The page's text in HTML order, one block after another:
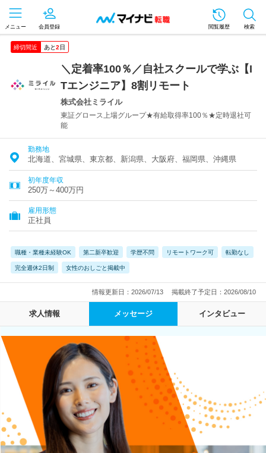
メニュー 会員登録 閲覧履歴 検索
締切間近 あと2 日
＼定着率100％／自社スクールで学ぶ【I
Tエンジニア】8割リモート
株式会社ミライル
東証グロース上場グループ★有給取得率100％★定時退社可
能
勤務地
北海道、宮城県、東京都、新潟県、大阪府、福岡県、沖縄県
初年度年収
250万～400万円
雇用形態
正社員
職種・業種未経験OK 第二新卒歓迎 学歴不問 リモートワーク可 転勤なし
完全週休2日制 女性のおしごと掲載中
情報更新日：2026/07/13 掲載終了予定日：2026/08/10
求人情報 メッセージ インタビュー